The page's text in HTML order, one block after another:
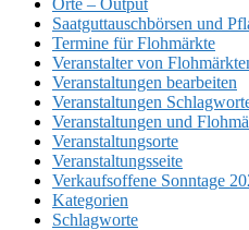
Saatguttauschbörsen und
Termine für Flohmärkte
Veranstalter von
Veranstaltungen bearbeiten
Veranstaltungen
Veranstaltungen und
Veranstaltungsorte
Veranstaltungsseite
Verkaufsoffene Sonntage
Kategorien
Schlagworte